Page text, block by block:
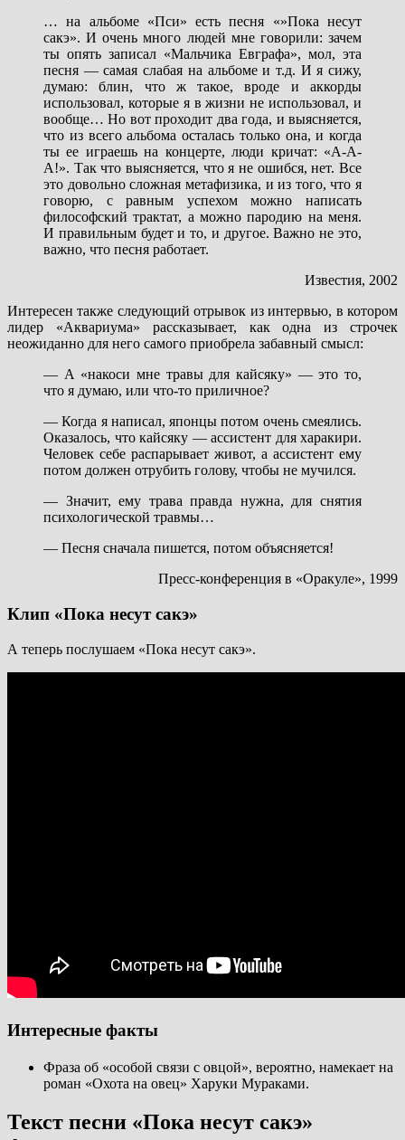
… на альбоме «Пси» есть песня «»Пока несут
сакэ». И очень много людей мне говорили: зачем
ты опять записал «Мальчика Евграфа», мол, эта
песня — самая слабая на альбоме и т.д. И я сижу,
думаю: блин, что ж такое, вроде и аккорды
использовал, которые я в жизни не использовал, и
вообще… Но вот проходит два года, и выясняется,
что из всего альбома осталась только она, и когда
ты ее играешь на концерте, люди кричат: «А-А-
А!». Так что выясняется, что я не ошибся, нет. Все
это довольно сложная метафизика, и из того, что я
говорю, с равным успехом можно написать
философский трактат, а можно пародию на меня.
И правильным будет и то, и другое. Важно не это,
важно, что песня работает.
Известия, 2002
Интересен также следующий отрывок из интервью, в котором
лидер «Аквариума» рассказывает, как одна из строчек
неожиданно для него самого приобрела забавный смысл:
— А «накоси мне травы для кайсяку» — это то,
что я думаю, или что-то приличное?
— Когда я написал, японцы потом очень смеялись.
Оказалось, что кайсяку — ассистент для харакири.
Человек себе распарывает живот, а ассистент ему
потом должен отрубить голову, чтобы не мучился.
— Значит, ему трава правда нужна, для снятия
психологической травмы…
— Песня сначала пишется, потом объясняется!
Пресс-конференция в «Оракуле», 1999
Клип «Пока несут сакэ»
А теперь послушаем «Пока несут сакэ».
Интересные факты
Фраза об «особой связи с овцой», вероятно, намекает на
роман «Охота на овец» Харуки Мураками.
Текст песни «Пока несут сакэ»